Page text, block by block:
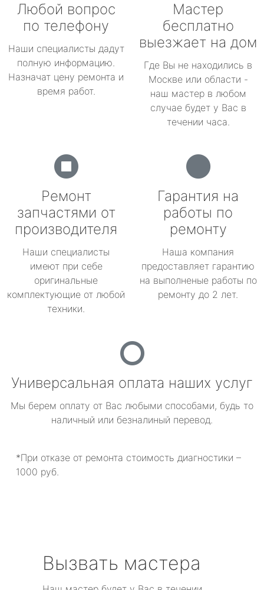
Любой вопрос
по телефону
Наши специалисты дадут
полную информацию.
Назначат цену ремонта и
время работ.
Мастер
бесплатно
выезжает на дом
Где Вы не находились в
Москве или области -
наш мастер в любом
случае будет у Вас в
течении часа.
Ремонт
запчастями от
производителя
Наши специалисты
имеют при себе
оригинальные
комплектующие от любой
техники.
Гарантия на
работы по
ремонту
Наша компания
предоставляет гарантию
на выполненые работы по
ремонту до 2 лет.
Универсальная оплата наших услуг
Мы берем оплату от Вас любыми способами, будь то
наличный или безналиный перевод.
*При отказе от ремонта стоимость диагностики –
1000 руб.
Вызвать мастера